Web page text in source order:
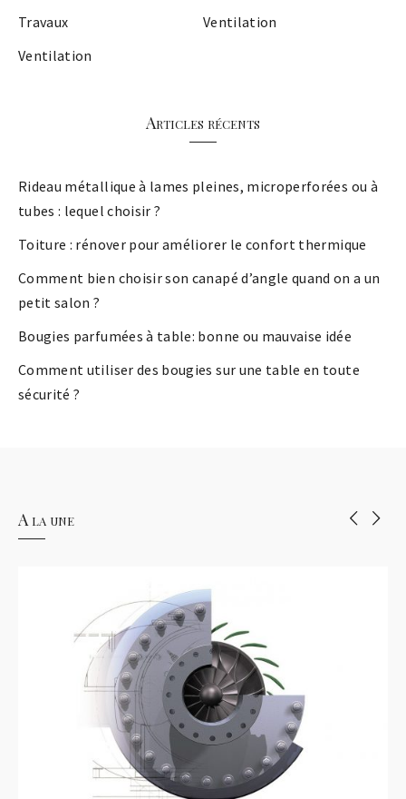
Travaux
Ventilation
Ventilation
Articles récents
Rideau métallique à lames pleines, microperforées ou à
tubes : lequel choisir ?
Toiture : rénover pour améliorer le confort thermique
Comment bien choisir son canapé d’angle quand on a un
petit salon ?
Bougies parfumées à table: bonne ou mauvaise idée
Comment utiliser des bougies sur une table en toute
sécurité ?
A la une